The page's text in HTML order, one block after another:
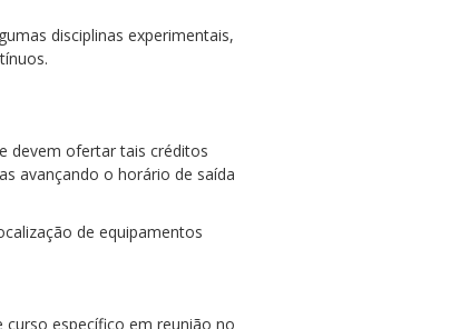
disciplinas experimentais,
devem ofertar tais créditos
avançando o horário de saída
de equipamentos
específico em reunião no